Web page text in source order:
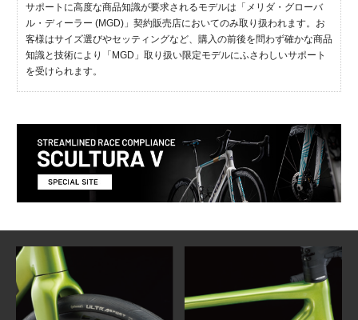
サポートに高度な商品知識が要求されるモデルは「メリダ・グローバ
ル・ディーラー (MGD)」契約販売店においてのみ取り扱われます。お
客様はサイズ選びやセッティングなど、購入の前後を問わず確かな商品
知識と技術により「MGD」取り扱い限定モデルにふさわしいサポート
を受けられます。